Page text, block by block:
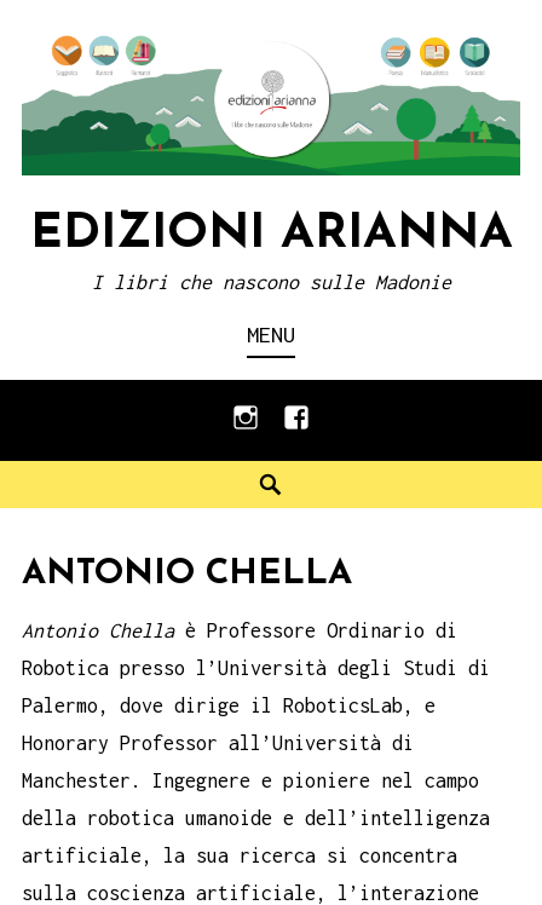
content
EDIZIONI ARIANNA
I libri che nascono sulle Madonie
MENU
instagramfacebook
ANTONIO CHELLA
Antonio Chella è Professore Ordinario di
Robotica presso l’Università degli Studi di
Palermo, dove dirige il RoboticsLab, e
Honorary Professor all’Università di
Manchester. Ingegnere e pioniere nel campo
della robotica umanoide e dell’intelligenza
artificiale, la sua ricerca si concentra
sulla coscienza artificiale, l’interazione